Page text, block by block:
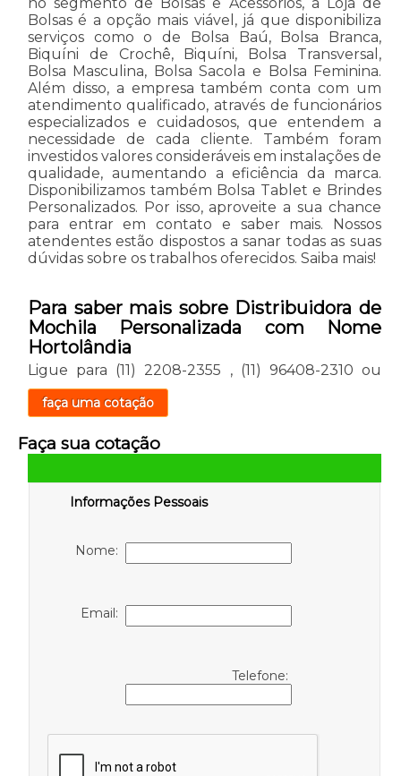
Bolsas é a opção mais viável, já que disponibiliza
serviços como o de Bolsa Baú, Bolsa Branca,
Biquíni de Crochê, Biquíni, Bolsa Transversal,
Bolsa Masculina, Bolsa Sacola e Bolsa Feminina.
Além disso, a empresa também conta com um
atendimento qualificado, através de funcionários
especializados e cuidadosos, que entendem a
necessidade de cada cliente. Também foram
investidos valores consideráveis em instalações de
qualidade, aumentando a eficiência da marca.
Disponibilizamos também Bolsa Tablet e Brindes
Personalizados. Por isso, aproveite a sua chance
para entrar em contato e saber mais. Nossos
atendentes estão dispostos a sanar todas as suas
dúvidas sobre os trabalhos oferecidos. Saiba mais!
Para saber mais sobre Distribuidora de
Mochila Personalizada com Nome
Hortolândia
Ligue para (11) 2208-2355 , (11) 96408-2310 ou
faça uma cotação
Faça sua cotação
Informações Pessoais
Nome:
Email:
Telefone: